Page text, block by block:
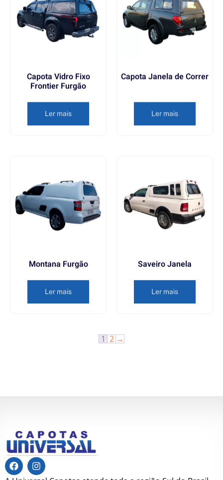
Capota Vidro Fixo
Frontier Furgão
Ler mais
Capota Janela de Correr
Ler mais
Montana Furgão
Ler mais
Saveiro Janela
Ler mais
1 2 →